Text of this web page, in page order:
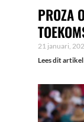
PROZA
21 januari,
Lees dit artikel